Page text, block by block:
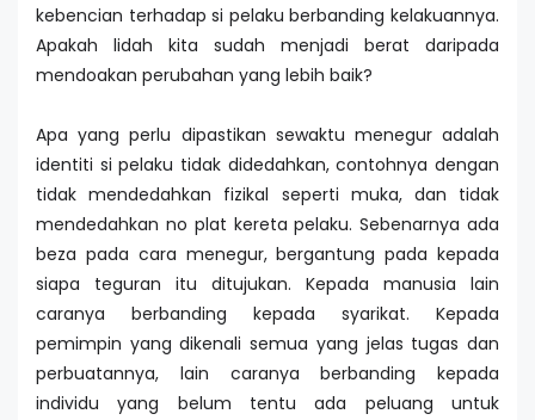
kebencian terhadap si pelaku berbanding kelakuannya.
Apakah lidah kita sudah menjadi berat daripada
mendoakan perubahan yang lebih baik?
Apa yang perlu dipastikan sewaktu menegur adalah
identiti si pelaku tidak didedahkan, contohnya dengan
tidak mendedahkan fizikal seperti muka, dan tidak
mendedahkan no plat kereta pelaku. Sebenarnya ada
beza pada cara menegur, bergantung pada kepada
siapa teguran itu ditujukan. Kepada manusia lain
caranya berbanding kepada syarikat. Kepada
pemimpin yang dikenali semua yang jelas tugas dan
perbuatannya, lain caranya berbanding kepada
individu yang belum tentu ada peluang untuk